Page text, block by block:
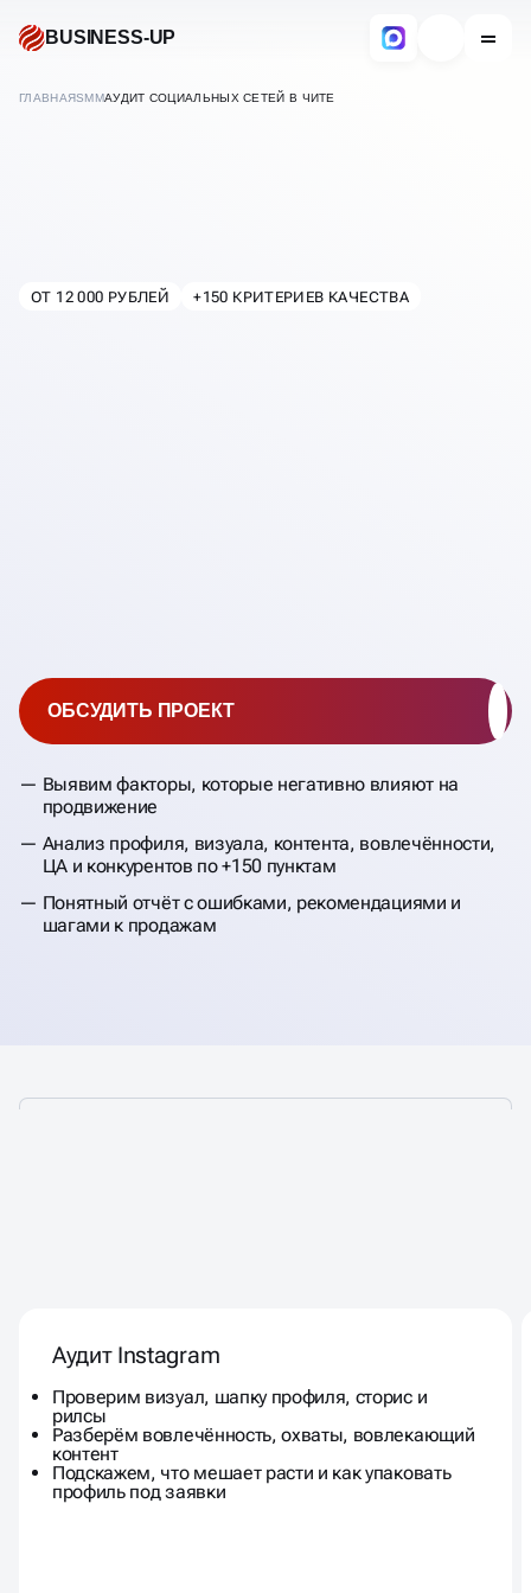
BUSINESS-UP
ГЛАВНАЯSMMАУДИТ СОЦИАЛЬНЫХ СЕТЕЙ В ЧИТЕ
ОТ 12 000 РУБЛЕЙ +150 КРИТЕРИЕВ КАЧЕСТВА
Выявим факторы, которые негативно влияют на
продвижение
Анализ профиля, визуала, контента, вовлечённости,
ЦА и конкурентов по +150 пунктам
Понятный отчёт с ошибками, рекомендациями и
шагами к продажам
ОБСУДИТЬ ПРОЕКТ
КАЖДОЙ ПЛОЩАДКИ
Аудит Instagram
Проверим визуал, шапку профиля, сторис и
рилсы
Разберём вовлечённость, охваты, вовлекающий
контент
Подскажем, что мешает расти и как упаковать
профиль под заявки